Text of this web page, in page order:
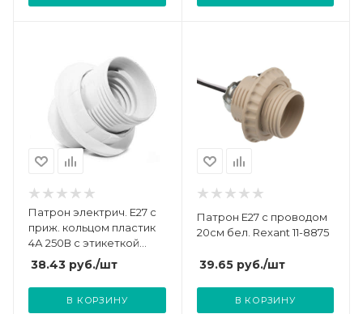
Патрон электрич. E27 с
приж. кольцом пластик
4А 250В с этикеткой
UNIVersal 5560711
38.43 руб./шт
В КОРЗИНУ
Патрон E27 с проводом
20см бел. Rexant 11-8875
39.65руб./шт
В КОРЗИНУ